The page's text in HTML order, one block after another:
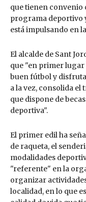
que tienen convenio
programa deportivo
está impulsando en
El alcalde de Sant
que "en primer
buen fútbol y
a la vez, consolida el
que dispone de
deportiva".
El primer edil ha
de raqueta, el
modalidades
"referente" en la
organizar
localidad, en lo que